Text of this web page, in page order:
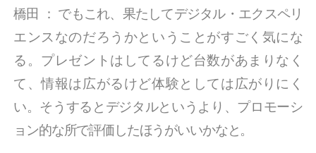
橋田 ： でもこれ、果たしてデジタル・エクスペリ
エンスなのだろうかということがすごく気にな
る。プレゼントはしてるけど台数があまりなく
て、情報は広がるけど体験としては広がりにく
い。そうするとデジタルというより、プロモーシ
ョン的な所で評価したほうがいいかなと。